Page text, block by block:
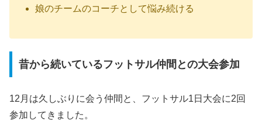
娘のチームのコーチとして悩み続ける
昔から続いているフットサル仲間との大会参加
12月は久しぶりに会う仲間と、フットサル1日大会に2回
参加してきました。